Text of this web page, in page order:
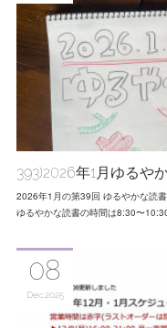
393)2026年1月ゆるや
2026年1月の第39回 ゆるやかな読
ゆるやかな読書の時間は8:30〜
08
Dec 2025